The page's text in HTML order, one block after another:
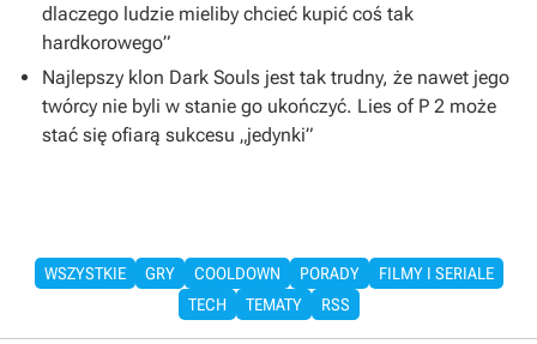
dlaczego ludzie mieliby chcieć kupić coś tak
hardkorowego”
Najlepszy klon Dark Souls jest tak trudny, że nawet jego
twórcy nie byli w stanie go ukończyć. Lies of P 2 może
stać się ofiarą sukcesu „jedynki”
WSZYSTKIE GRY COOLDOWN PORADY
FILMY I SERIALE
TECH
TEMATY RSS